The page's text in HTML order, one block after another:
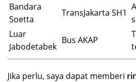
Bandara
Soetta
TransJakarta SH1
Luar
Jabodetabek
Bus AKAP
Jika perlu, saya dapat memberi